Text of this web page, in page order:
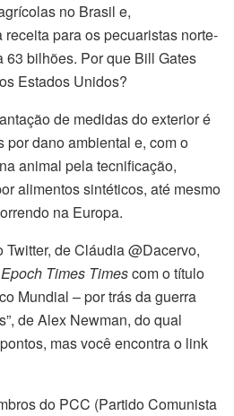
no Brasil e,
para os pecuaristas norte-
63 bilhões. Por que Bill Gates
Estados Unidos?
de medidas do exterior é
por dano ambiental e, com o
animal pela tecnificação,
alimentos sintéticos, até mesmo
na Europa.
de Cláudia @Dacervo,
Times Timescom o título
Mundial – por trás da guerra
de Alex Newman, do qual
mas você encontra o link
do PCC (Partido Comunista